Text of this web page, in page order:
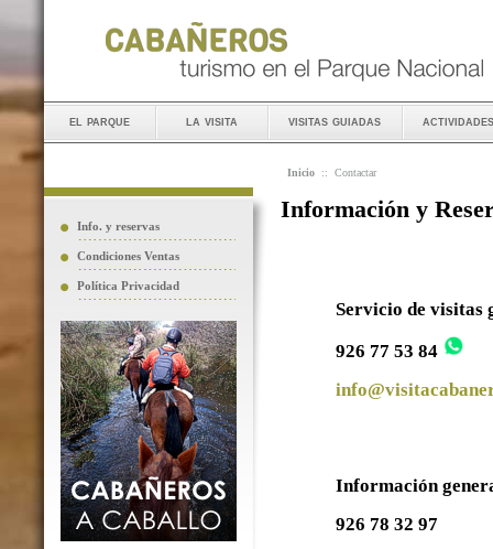
el parque la visita visitas guiadas actividades
Info. y reservas
Condiciones Ventas
Política Privacidad
Inicio :: Contactar
Información y
Servicio de visitas
926 77 53 84
Información
926 78 32 97